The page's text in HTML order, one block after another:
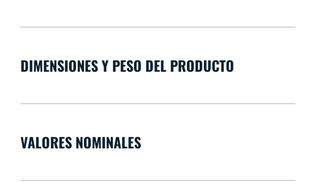
DIMENSIONES Y PESO DEL PRODUCTO
VALORES NOMINALES